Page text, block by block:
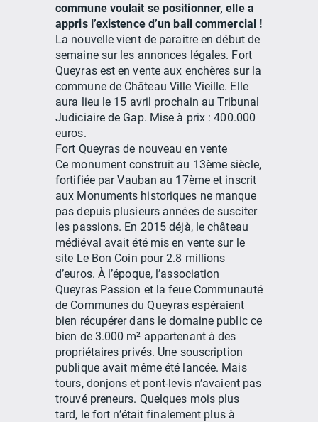
commune voulait se positionner, elle a
appris l’existence d’un bail commercial !
La nouvelle vient de paraitre en début de
semaine sur les annonces légales. Fort
Queyras est en vente aux enchères sur la
commune de Château Ville Vieille. Elle
aura lieu le 15 avril prochain au Tribunal
Judiciaire de Gap. Mise à prix : 400.000
euros.
Fort Queyras de nouveau en vente
Ce monument construit au 13ème siècle,
fortifiée par Vauban au 17ème et inscrit
aux Monuments historiques ne manque
pas depuis plusieurs années de susciter
les passions. En 2015 déjà, le château
médiéval avait été mis en vente sur le
site Le Bon Coin pour 2.8 millions
d’euros. À l’époque, l’association
Queyras Passion et la feue Communauté
de Communes du Queyras espéraient
bien récupérer dans le domaine public ce
bien de 3.000 m² appartenant à des
propriétaires privés. Une souscription
publique avait même été lancée. Mais
tours, donjons et pont-levis n’avaient pas
trouvé preneurs. Quelques mois plus
tard, le fort n’était finalement plus à